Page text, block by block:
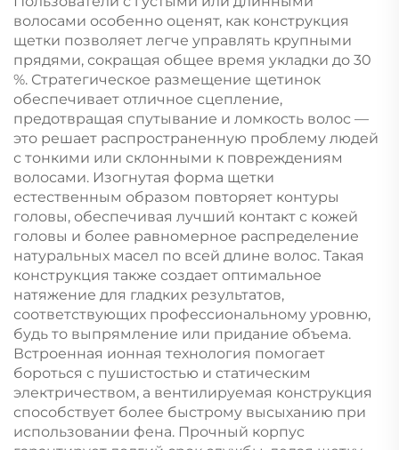
волосами особенно оценят, как конструкция
щетки позволяет легче управлять крупными
прядями, сокращая общее время укладки до 30
%. Стратегическое размещение щетинок
обеспечивает отличное сцепление,
предотвращая спутывание и ломкость волос —
это решает распространенную проблему людей
с тонкими или склонными к повреждениям
волосами. Изогнутая форма щетки
естественным образом повторяет контуры
головы, обеспечивая лучший контакт с кожей
головы и более равномерное распределение
натуральных масел по всей длине волос. Такая
конструкция также создает оптимальное
натяжение для гладких результатов,
соответствующих профессиональному уровню,
будь то выпрямление или придание объема.
Встроенная ионная технология помогает
бороться с пушистостью и статическим
электричеством, а вентилируемая конструкция
способствует более быстрому высыханию при
использовании фена. Прочный корпус